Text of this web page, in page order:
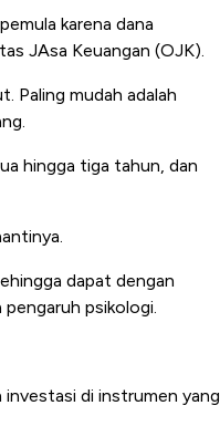
karena dana
JAsa Keuangan (OJK).
Paling mudah adalah
hingga tiga tahun, dan
dapat dengan
psikologi.
investasi di instrumen yang